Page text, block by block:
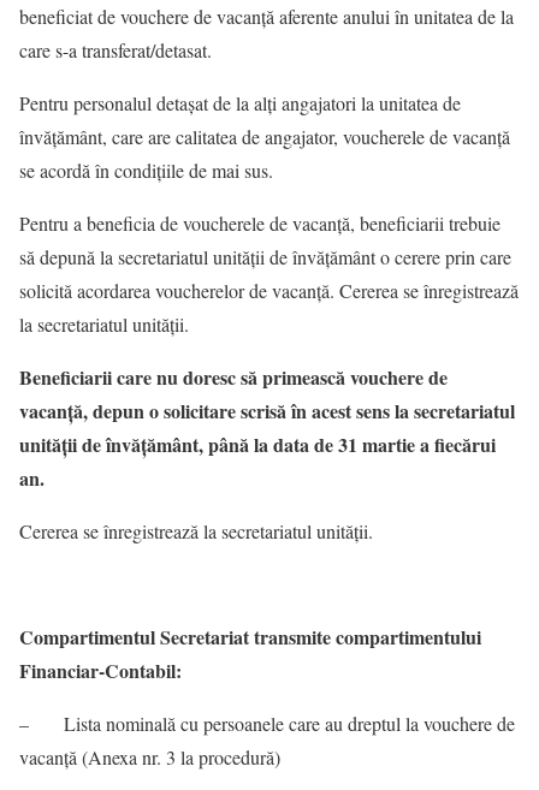
beneficiat de vouchere de vacanță aferente anului în unitatea de la
care s-a transferat/detasat.
Pentru personalul detașat de la alți angajatori la unitatea de
învățământ, care are calitatea de angajator, voucherele de vacanță
se acordă în condițiile de mai sus.
Pentru a beneficia de voucherele de vacanță, beneficiarii trebuie
să depună la secretariatul unității de învățământ o cerere prin care
solicită acordarea voucherelor de vacanță. Cererea se înregistrează
la secretariatul unității.
Beneficiarii care nu doresc să primească vouchere de
vacanță, depun o solicitare scrisă în acest sens la secretariatul
unității de învățământ, până la data de 31 martie a fiecărui
an.
Cererea se înregistrează la secretariatul unității.
Compartimentul Secretariat transmite compartimentului
Financiar-Contabil:
– Lista nominală cu persoanele care au dreptul la vouchere de
vacanță (Anexa nr. 3 la procedură)